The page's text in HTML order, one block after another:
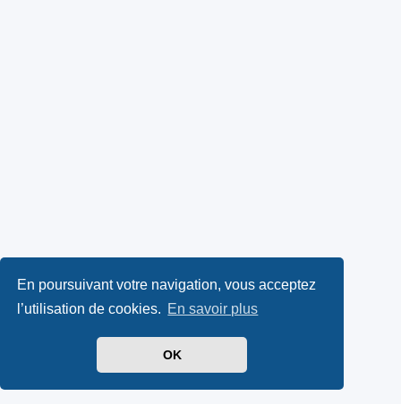
En poursuivant votre navigation, vous acceptez
l’utilisation de cookies. En savoir plus
OK